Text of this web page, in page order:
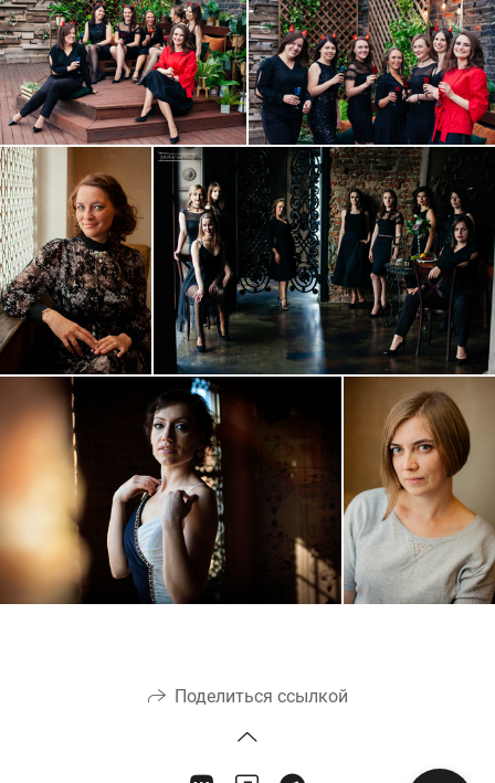
Поделиться ссылкой